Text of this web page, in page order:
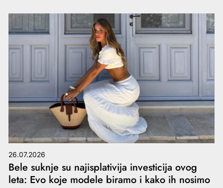
26.07.2026
Bele suknje su najisplativija investicija ovog
leta: Evo koje modele biramo i kako ih nosimo